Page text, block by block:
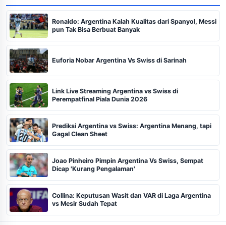
Ronaldo: Argentina Kalah Kualitas dari Spanyol, Messi
pun Tak Bisa Berbuat Banyak
Euforia Nobar Argentina Vs Swiss di Sarinah
Link Live Streaming Argentina vs Swiss di
Perempatfinal Piala Dunia 2026
Prediksi Argentina vs Swiss: Argentina Menang, tapi
Gagal Clean Sheet
Joao Pinheiro Pimpin Argentina Vs Swiss, Sempat
Dicap 'Kurang Pengalaman'
Collina: Keputusan Wasit dan VAR di Laga Argentina
vs Mesir Sudah Tepat